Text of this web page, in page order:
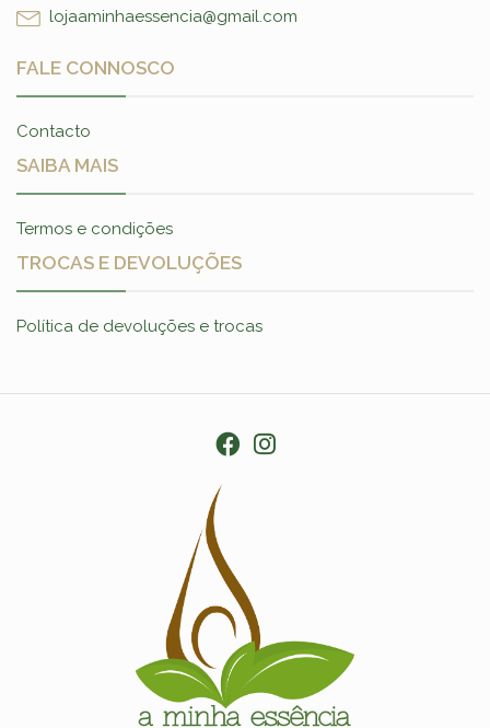
lojaaminhaessencia@gmail.com
FALE CONNOSCO
Contacto
SAIBA MAIS
Termos e condições
TROCAS E DEVOLUÇÕES
Política de devoluções e trocas